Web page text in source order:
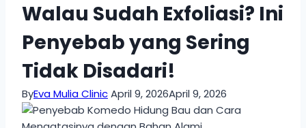
Walau Sudah Exfoliasi? Ini
Penyebab yang Sering
Tidak Disadari!
ByEva Mulia ClinicApril 9, 2026April 9, 2026